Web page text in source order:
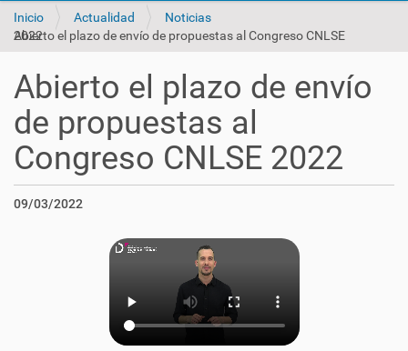
Inicio Actualidad
Noticias
Abierto el plazo de envío de propuestas al Congreso CNLSE 2022
Abierto el plazo de envío
de propuestas al
Congreso CNLSE 2022
09/03/2022